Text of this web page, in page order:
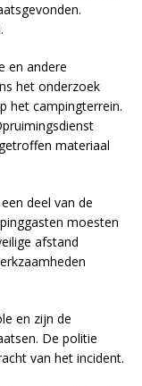
en andere
het onderzoek
het campingterrein.
materiaal
deel van de
moesten
afstand
en zijn de
De politie
van het incident.